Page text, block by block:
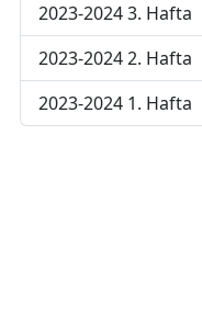
2023-2024 3. Hafta
2023-2024 2. Hafta
2023-2024 1. Hafta